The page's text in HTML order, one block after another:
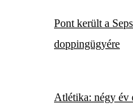
Pont került a
doppingügyére
Atlétika: négy év